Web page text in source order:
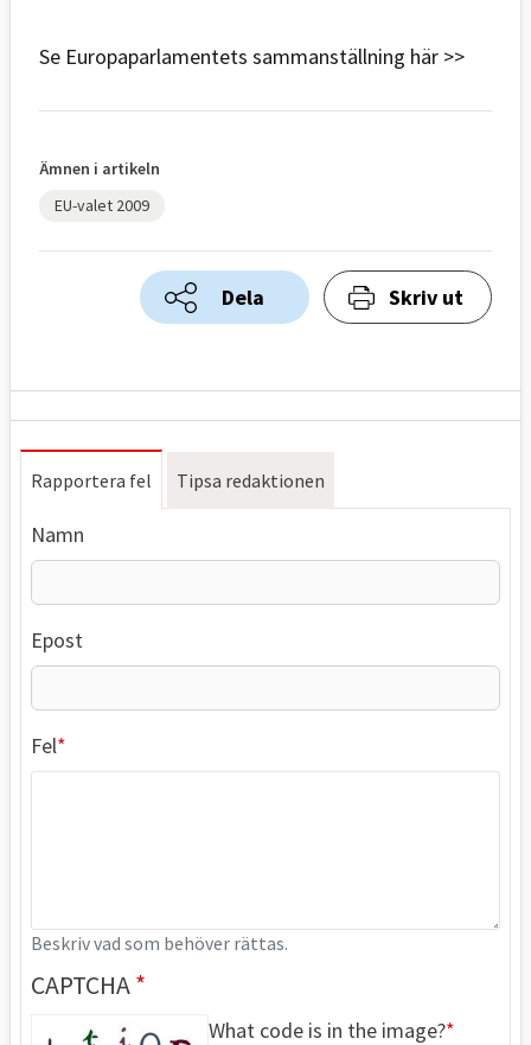
Se Europaparlamentets sammanställning här >>
Ämnen i artikeln
EU-valet 2009
Dela Skriv ut
Rapportera fel Tipsa redaktionen
Namn
Epost
Fel
Beskriv vad som behöver rättas.
CAPTCHA
What code is in the image?